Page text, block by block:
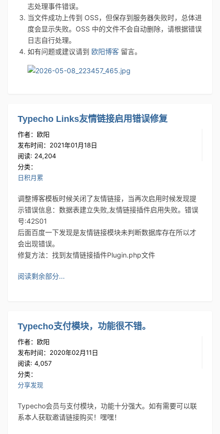
志处理事件错误。
当文件成功上传到 OSS，但保存到服务器失败时，总体进
度会显示失败。OSS 中的文件不会自动删除，请根据错误
日志自行处理。
如有问题或建议请到 欧阳博客 留言。
Typecho Links友情链接启用错误修复
作者：欧阳
发布时间：2021年01月18日
阅读: 24,204
分类：
日积月累
调整博客模板时候关闭了友情链接，当再次启用时候发现提
示错误信息：数据表建立失败,友情链接插件启用失败。错误
号:42S01
后面百度一下发现是友情链接模块未判断数据库存在所以才
会出现错误。
修复方法：找到友情链接插件Plugin.php文件
阅读剩余部分...
Typecho支付模块，功能很不错。
作者：欧阳
发布时间：2020年02月11日
阅读: 4,057
分类：
分享发现
Typecho会员与支付模块，功能十分强大。如有需要可以联
系本人获取邀请链接购买！嘿嘿！